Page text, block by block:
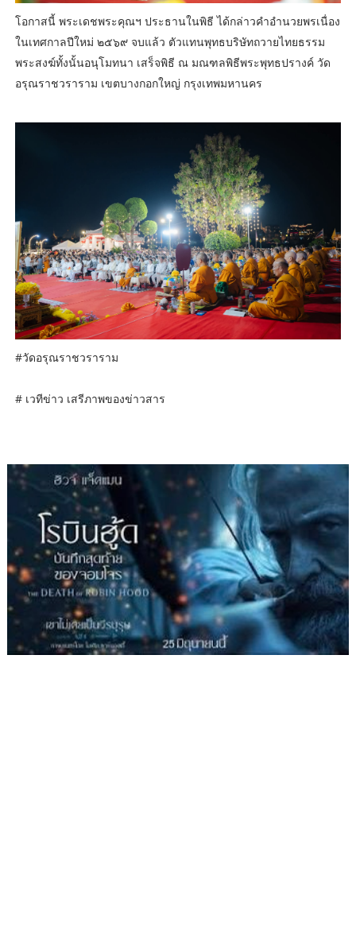
โอกาสนี้ พระเดชพระคุณฯ ประธานในพิธี ได้กล่าวคำอำนวยพรเนื่อง
ในเทศกาลปีใหม่ ๒๕๖๙ จบแล้ว ตัวแทนพุทธบริษัทถวายไทยธรรม
พระสงฆ์ทั้งนั้นอนุโมทนา เสร็จพิธี ณ มณฑลพิธีพระพุทธปรางค์ วัด
อรุณราชวราราม เขตบางกอกใหญ่ กรุงเทพมหานคร
#วัดอรุณราชวราราม
# เวทีข่าว เสรีภาพของข่าวสาร